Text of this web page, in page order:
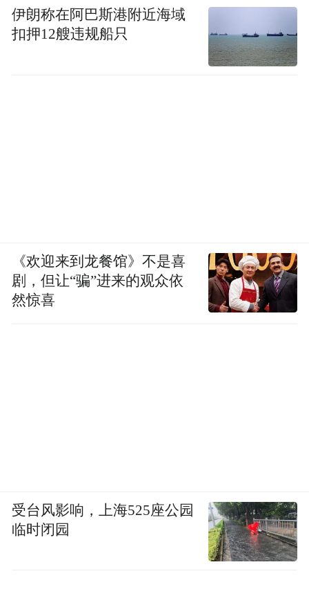
伊朗称在阿巴斯港附近海域
扣押12艘违规船只
《欢迎来到龙餐馆》不是喜
剧，但让“骗”进来的观众依
然惊喜
受台风影响，上海525座公园
临时闭园